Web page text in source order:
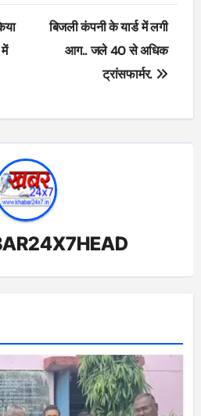
बिजली कंपनी के यार्ड में लगी
आग.. जले 40 से अधिक
ट्रांसफार्मर.